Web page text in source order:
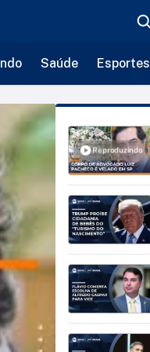
Saúde Esportes
Reproduzindo